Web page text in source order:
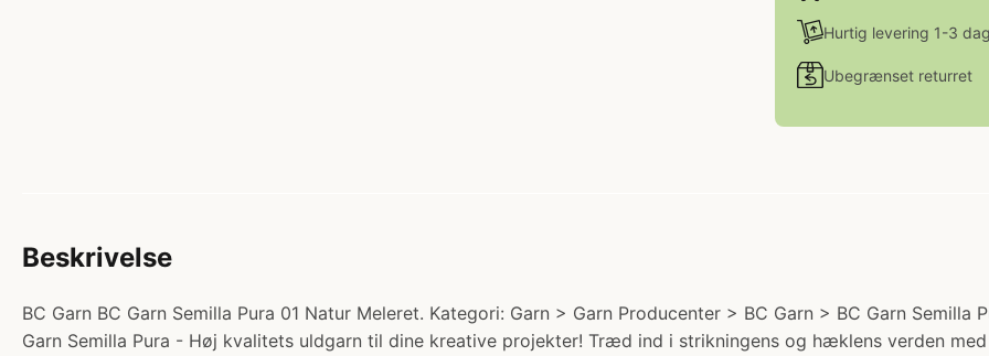
Hurtig levering 1-3
Ubegrænset returret
Beskrivelse
BC Garn BC Garn Semilla Pura 01 Natur Meleret. Kategori: Garn > Garn Producenter > BC Garn > BC Garn Semilla
Garn Semilla Pura - Høj kvalitets uldgarn til dine kreative projekter! Træd ind i strikningens og hæklens verden